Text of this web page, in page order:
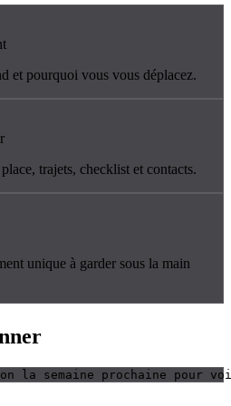
et pourquoi vous vous déplacez.
trajets, checklist et contacts.
unique à garder sous la main
la semaine prochaine